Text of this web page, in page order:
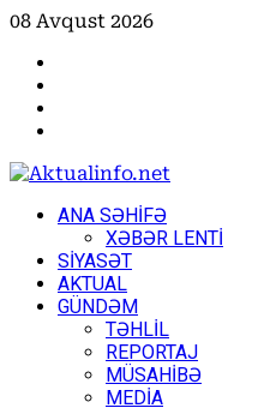
Skip
content
08 Avqust 2026
PrimaryANA SƏHİFƏ
XƏBƏR LENTİ
SİYASƏT
AKTUAL
GÜNDƏM
TƏHLİL
REPORTAJ
MÜSAHİBƏ
MEDİA